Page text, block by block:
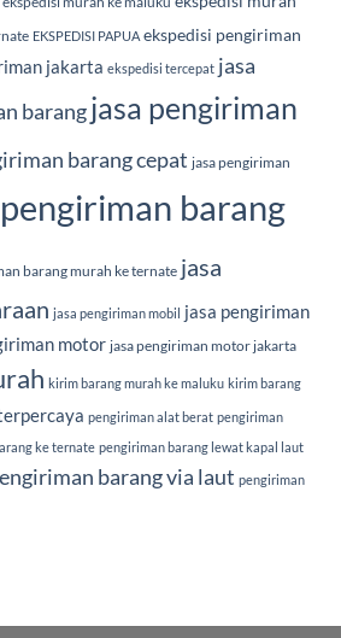
EKSPEDISI PAPUA ekspedisi pengiriman
jakarta ekspedisi tercepat jasa
barangjasa pengiriman
barang cepat jasa pengiriman
barang
barang murah ke ternate jasa
jasa pengiriman mobil jasa pengiriman
motor jasa pengiriman motor jakarta
kirim barang murah ke maluku kirim barang
pengiriman alat berat pengiriman
ke ternate pengiriman barang lewat kapal laut
barang via laut pengiriman